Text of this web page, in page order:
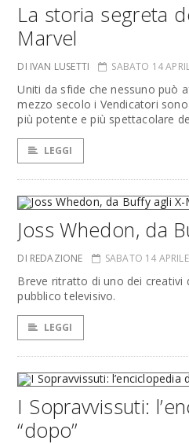
La storia segreta
Marvel
DI IVAN LUSETTI SABATO 14
Uniti da sfide che nessuno può
mezzo secolo i Vendicatori
più potente e più spettacolare
LEGGI
Joss Whedon, da
DI REDAZIONE SABATO 14
Breve ritratto di uno dei creativi
pubblico televisivo.
LEGGI
I Sopravvissuti:
“dopo”